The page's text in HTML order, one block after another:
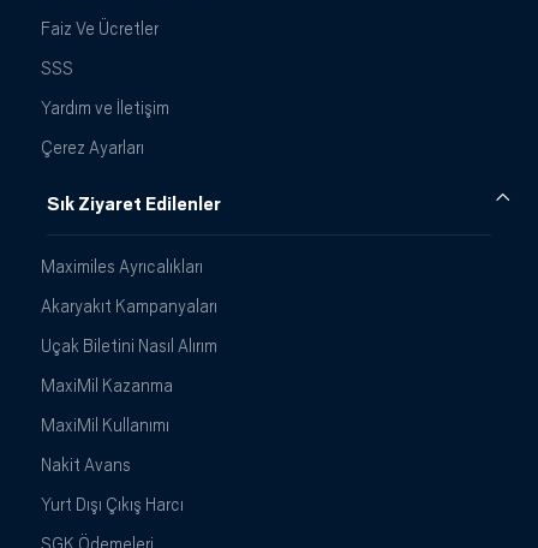
Faiz Ve Ücretler
SSS
Yardım ve İletişim
Çerez Ayarları
Sık Ziyaret Edilenler
Maximiles Ayrıcalıkları
Akaryakıt Kampanyaları
Uçak Biletini Nasıl Alırım
MaxiMil Kazanma
MaxiMil Kullanımı
Nakit Avans
Yurt Dışı Çıkış Harcı
SGK Ödemeleri